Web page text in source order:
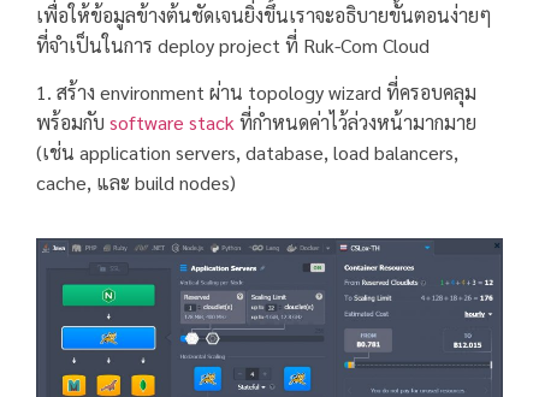
เพื่อให้ข้อมูลข้างต้นชัดเจนยิ่งขึ้นเราจะอธิบายขั้นตอนง่ายๆ
ที่จำเป็นในการ deploy project ที่ Ruk-Com Cloud
1. สร้าง environment ผ่าน topology wizard ที่ครอบคลุม
พร้อมกับ software stack ที่กำหนดค่าไว้ล่วงหน้ามากมาย
(เช่น application servers, database, load balancers,
cache, และ build nodes)